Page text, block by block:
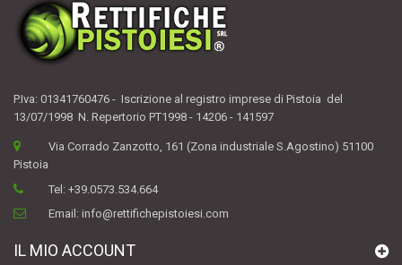
P.Iva: 01341760476 - Iscrizione al registro imprese di Pistoia del
13/07/1998 N. Repertorio PT1998 - 14206 - 141597
Via Corrado Zanzotto, 161 (Zona industriale S.Agostino) 51100
Pistoia
Tel:+39.0573.534.664
Email:info@rettifichepistoiesi.com
IL MIO ACCOUNT